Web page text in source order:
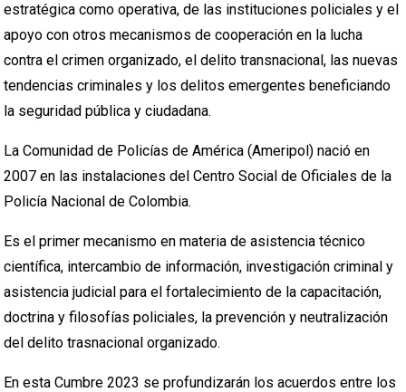
estratégica como operativa, de las instituciones policiales y el
apoyo con otros mecanismos de cooperación en la lucha
contra el crimen organizado, el delito transnacional, las nuevas
tendencias criminales y los delitos emergentes beneficiando
la seguridad pública y ciudadana.
La Comunidad de Policías de América (Ameripol) nació en
2007 en las instalaciones del Centro Social de Oficiales de la
Policía Nacional de Colombia.
Es el primer mecanismo en materia de asistencia técnico
científica, intercambio de información, investigación criminal y
asistencia judicial para el fortalecimiento de la capacitación,
doctrina y filosofías policiales, la prevención y neutralización
del delito trasnacional organizado.
En esta Cumbre 2023 se profundizarán los acuerdos entre los